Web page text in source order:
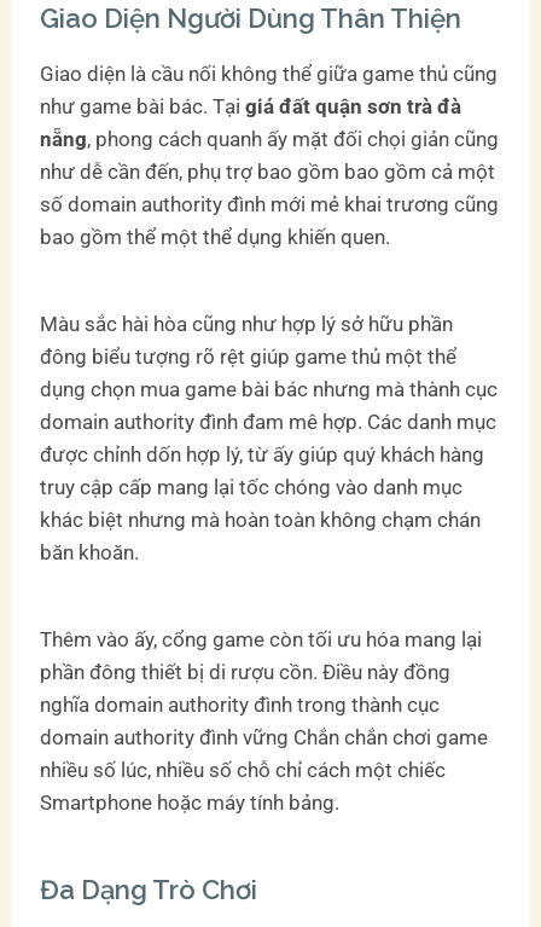
Giao Diện Người Dùng Thân Thiện
Giao diện là cầu nối không thể giữa game thủ cũng
như game bài bác. Tạigiá đất quận sơn trà đà
nẵng, phong cách quanh ấy mặt đối chọi giản cũng
như dễ cần đến, phụ trợ bao gồm bao gồm cả một
số domain authority đình mới mẻ khai trương cũng
bao gồm thể một thể dụng khiến quen.
Màu sắc hài hòa cũng như hợp lý sở hữu phần
đông biểu tượng rõ rệt giúp game thủ một thể
dụng chọn mua game bài bác nhưng mà thành cục
domain authority đình đam mê hợp. Các danh mục
được chỉnh dốn hợp lý, từ ấy giúp quý khách hàng
truy cập cấp mang lại tốc chóng vào danh mục
khác biệt nhưng mà hoàn toàn không chạm chán
băn khoăn.
Thêm vào ấy, cổng game còn tối ưu hóa mang lại
phần đông thiết bị di rượu cồn. Điều này đồng
nghĩa domain authority đình trong thành cục
domain authority đình vững Chắn chắn chơi game
nhiều số lúc, nhiều số chỗ chỉ cách một chiếc
Smartphone hoặc máy tính bảng.
Đa Dạng Trò Chơi